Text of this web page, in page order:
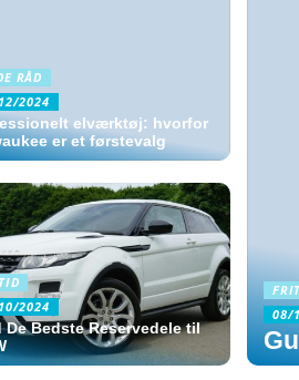
RÅD
2024
elværktøj: hvorfor
er et førstevalg
2024
De Bedste Reservedele til
08/